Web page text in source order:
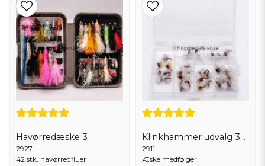
Havørredæske 3
2927
42 stk. havørredfluer
Klinkhammer udvalg 34 stk
2911
Æske medfølger.